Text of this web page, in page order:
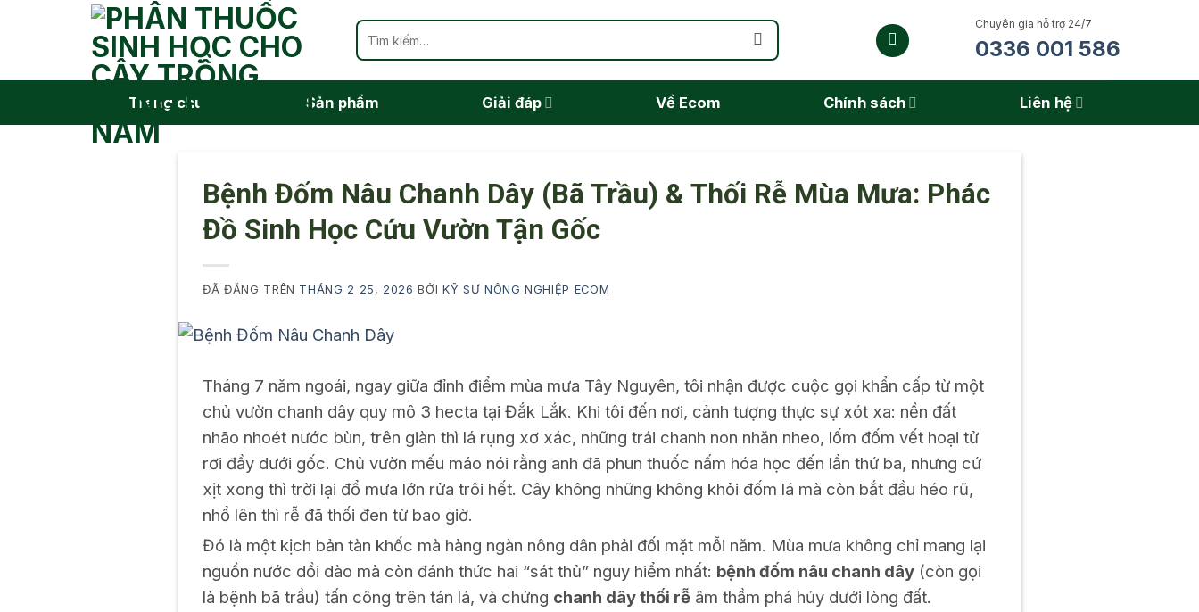
Tìm
kiếm:
Chuyên gia hỗ trợ 24/7
0336 001 586
Trang chủ Sản phẩm Giải đáp Về Ecom Chính sách Liên hệ
Bệnh Đốm Nâu Chanh Dây (Bã Trầu) & Thối Rễ Mùa Mưa: Phác
Đồ Sinh Học Cứu Vườn Tận Gốc
ĐÃ ĐĂNG TRÊN THÁNG 2 25, 2026 BỞIKỸ SƯ NÔNG NGHIỆP ECOM
Tháng 7 năm ngoái, ngay giữa đỉnh điểm mùa mưa Tây Nguyên, tôi nhận được cuộc gọi khẩn cấp từ một
chủ vườn chanh dây quy mô 3 hecta tại Đắk Lắk. Khi tôi đến nơi, cảnh tượng thực sự xót xa: nền đất
nhão nhoét nước bùn, trên giàn thì lá rụng xơ xác, những trái chanh non nhăn nheo, lốm đốm vết hoại tử
rơi đầy dưới gốc. Chủ vườn mếu máo nói rằng anh đã phun thuốc nấm hóa học đến lần thứ ba, nhưng cứ
xịt xong thì trời lại đổ mưa lớn rửa trôi hết. Cây không những không khỏi đốm lá mà còn bắt đầu héo rũ,
nhổ lên thì rễ đã thối đen từ bao giờ.
Đó là một kịch bản tàn khốc mà hàng ngàn nông dân phải đối mặt mỗi năm. Mùa mưa không chỉ mang lại
nguồn nước dồi dào mà còn đánh thức hai “sát thủ” nguy hiểm nhất: bệnh đốm nâu chanh dây (còn gọi
là bệnh bã trầu) tấn công trên tán lá, và chứng chanh dây thối rễ âm thầm phá hủy dưới lòng đất.